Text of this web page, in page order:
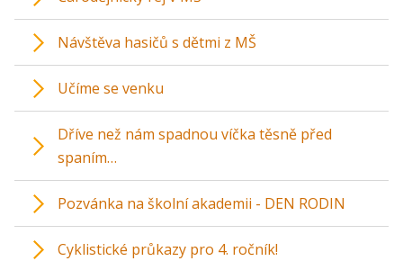
Návštěva hasičů s dětmi z MŠ
Učíme se venku
Dříve než nám spadnou víčka těsně před
spaním…
Pozvánka na školní akademii - DEN RODIN
Cyklistické průkazy pro 4. ročník!